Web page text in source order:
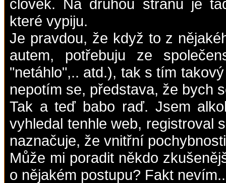
člověk. Na druhou stranu je
které vypiju.
Je pravdou, že když to z
autem, potřebuju ze
"netáhlo",.. atd.), tak s tím
nepotím se, představa, že bych
Tak a teď babo raď. Jsem
vyhledal tenhle web, registroval
naznačuje, že vnitřní
Může mi poradit někdo
o nějakém postupu? Fakt